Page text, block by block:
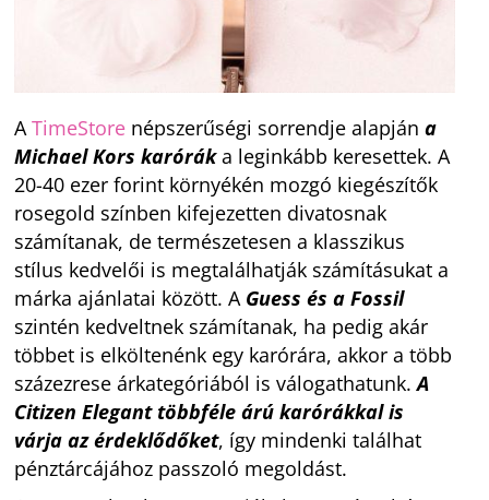
ATimeStore népszerűségi sorrendje alapjána
MichaelKors karóráka leginkább keresettek. A
20-40 ezer forint környékén mozgó kiegészítők
rosegold színben kifejezetten divatosnak
számítanak, de természetesen a klasszikus
stílus kedvelői is megtalálhatják számításukat a
márka ajánlatai között. A Guess és aFossil
szintén kedveltnek számítanak, ha pedig akár
többet is elköltenénk egy karórára, akkor a több
százezrese árkategóriából is válogathatunk.A
CitizenEleganttöbbféleárú karórákkal is
várja az érdeklődőket, így mindenki találhat
pénztárcájához passzoló megoldást.